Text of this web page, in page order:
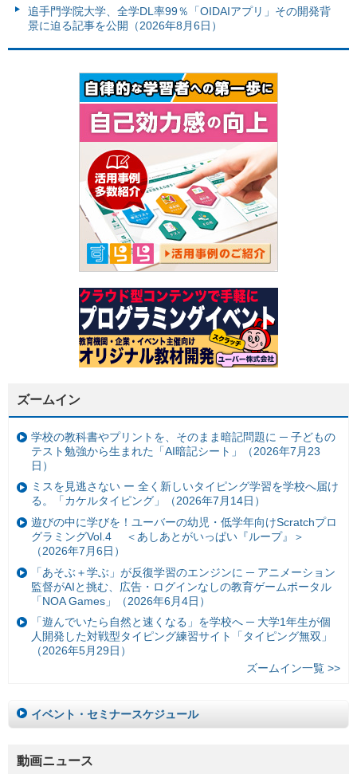
追手門学院大学、全学DL率99％「OIDAIアプリ」その開発背
景に迫る記事を公開（2026年8月6日）
ズームイン
学校の教科書やプリントを、そのまま暗記問題に ─ 子どもの
テスト勉強から生まれた「AI暗記シート」（2026年7月23
日）
ミスを見逃さない ー 全く新しいタイピング学習を学校へ届け
る。「カケルタイピング」（2026年7月14日）
遊びの中に学びを！ユーバーの幼児・低学年向けScratchプロ
グラミングVol.4 ＜あしあとがいっぱい『ループ』＞
（2026年7月6日）
「あそぶ＋学ぶ」が反復学習のエンジンに ─ アニメーション
監督がAIと挑む、広告・ログインなしの教育ゲームポータル
「NOA Games」（2026年6月4日）
「遊んでいたら自然と速くなる」を学校へ ─ 大学1年生が個
人開発した対戦型タイピング練習サイト「タイピング無双」
（2026年5月29日）
ズームイン一覧 >>
イベント・セミナースケジュール
動画ニュース